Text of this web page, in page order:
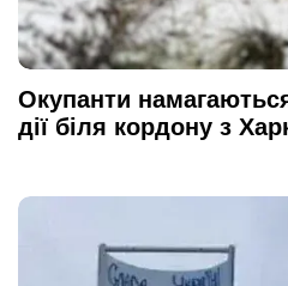
Окупанти
дії біля кордону з